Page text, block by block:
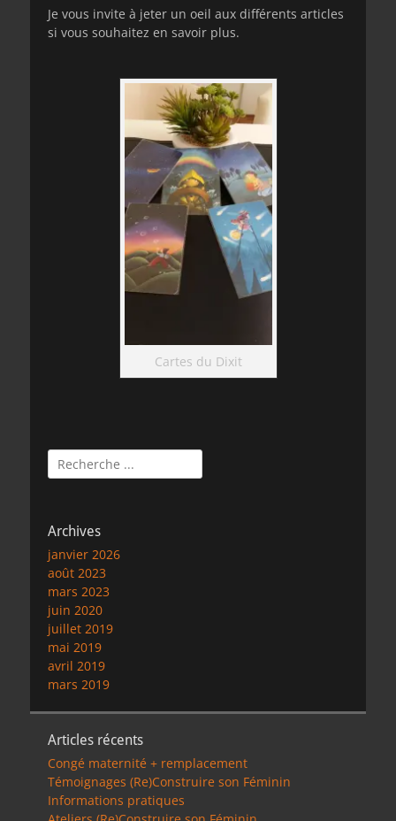
Je vous invite à jeter un oeil aux différents articles
si vous souhaitez en savoir plus.
Cartes du Dixit
Rechercher :
Archives
janvier 2026
août 2023
mars 2023
juin 2020
juillet 2019
mai 2019
avril 2019
mars 2019
Articles récents
Congé maternité + remplacement
Témoignages (Re)Construire son Féminin
Informations pratiques